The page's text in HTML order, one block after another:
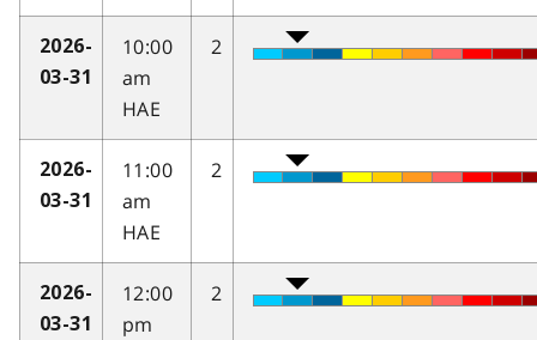
2026-
03-31
10:00
am
HAE
2
2026-
03-31
11:00
am
HAE
2
2026-
03-31
12:00
pm
2